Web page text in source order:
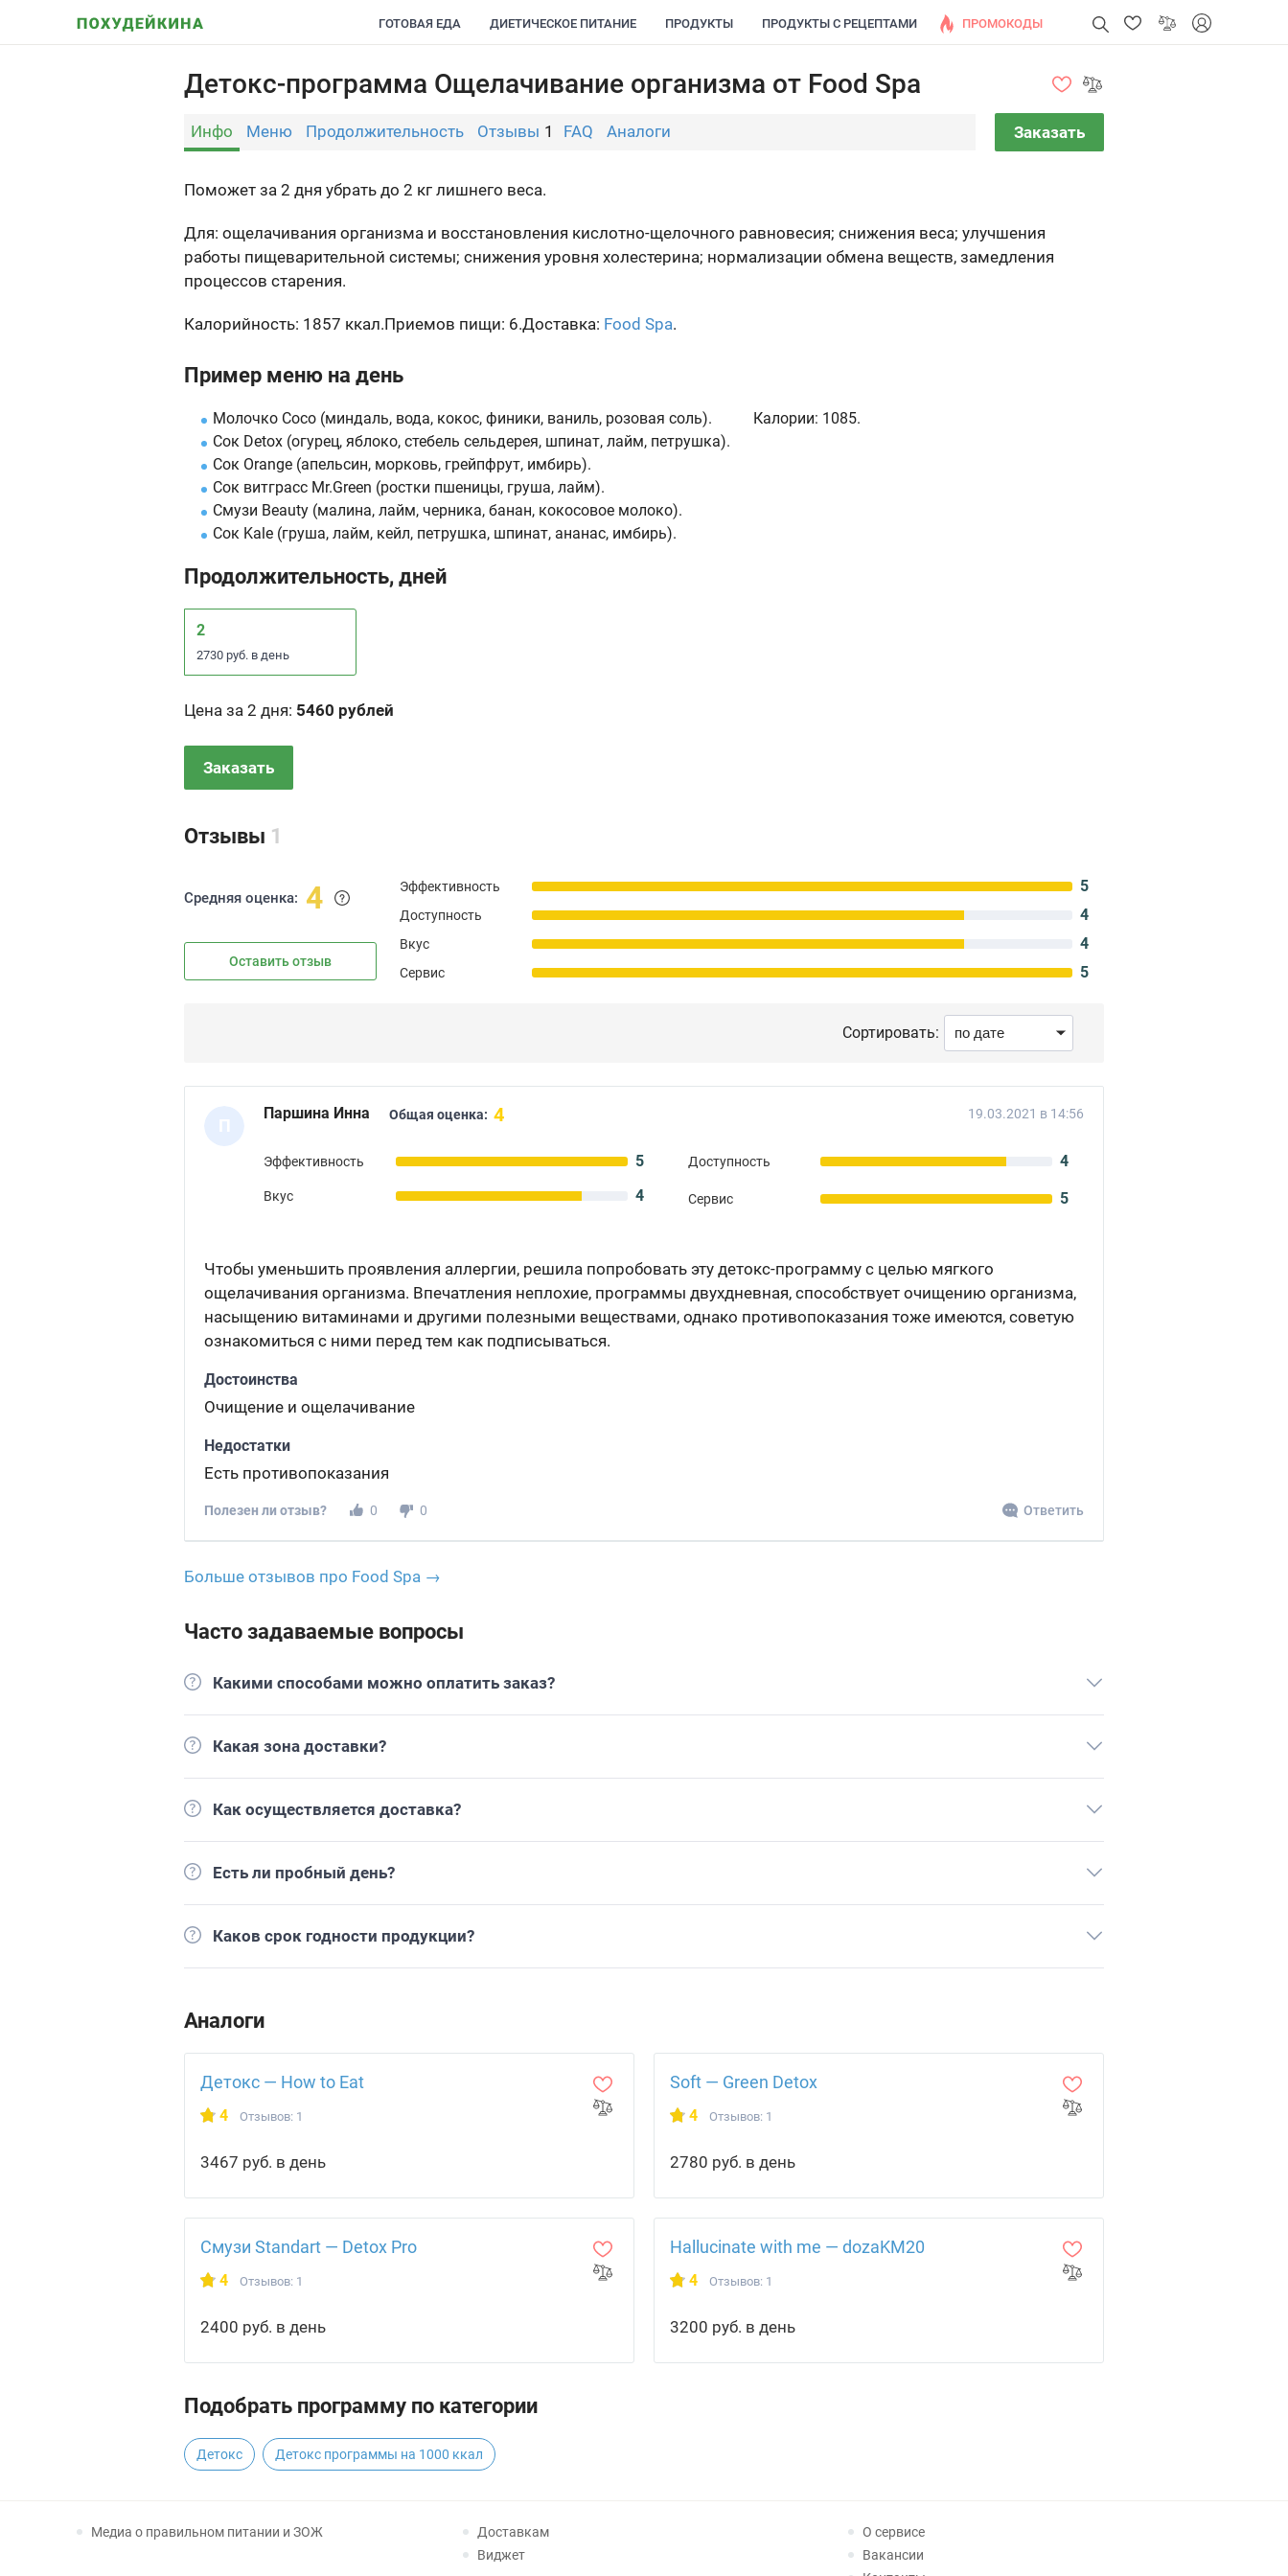
ГОТОВАЯ ЕДА ДИЕТИЧЕСКОЕ ПИТАНИЕ ПРОДУКТЫ ПРОДУКТЫ С РЕЦЕПТАМИ ПРОМОКОДЫ
Детокс-программа Ощелачивание организма от Food Spa
Инфо Меню Продолжительность Отзывы 1 FAQ Аналоги Заказать
Поможет за 2 дня убрать до 2 кг лишнего веса.
Для: ощелачивания организма и восстановления кислотно-щелочного равновесия; снижения веса; улучшения
работы пищеварительной системы; снижения уровня холестерина; нормализации обмена веществ, замедления
процессов старения.
Калорийность: 1857 ккал.Приемов пищи: 6.Доставка: Food Spa.
Пример меню на день
Молочко Coco (миндаль, вода, кокос, финики, ваниль, розовая соль).
Сок Detox (огурец, яблоко, стебель сельдерея, шпинат, лайм, петрушка).
Сок Orange (апельсин, морковь, грейпфрут, имбирь).
Сок витграсс Mr.Green (ростки пшеницы, груша, лайм).
Смузи Beauty (малина, лайм, черника, банан, кокосовое молоко).
Сок Kale (груша, лайм, кейл, петрушка, шпинат, ананас, имбирь).
Калории: 1085.
Продолжительность, дней
2
2730 руб. в день
Цена за 2 дня: 5460 рублей
Заказать
Отзывы 1
Средняя оценка: 4
Оставить отзыв
Эффективность 5
Доступность 4
Вкус 4
Сервис 5
Сортировать:
П
Паршина Инна Общая оценка: 4 19.03.2021 в 14:56
Эффективность 5 Доступность 4
Вкус 4 Сервис 5
Чтобы уменьшить проявления аллергии, решила попробовать эту детокс-программу с целью мягкого
ощелачивания организма. Впечатления неплохие, программы двухдневная, способствует очищению организма,
насыщению витаминами и другими полезными веществами, однако противопоказания тоже имеются, советую
ознакомиться с ними перед тем как подписываться.
Достоинства
Очищение и ощелачивание
Недостатки
Есть противопоказания
Полезен ли отзыв? 0 0 Ответить
Больше отзывов про Food Spa →
Часто задаваемые вопросы
Какими способами можно оплатить заказ?
Какая зона доставки?
Как осуществляется доставка?
Есть ли пробный день?
Каков срок годности продукции?
Аналоги
Детокс — How to Eat
4 Отзывов: 1
3467 руб. в день
Soft — Green Detox
4 Отзывов: 1
2780 руб. в день
Смузи Standart — Detox Pro
4 Отзывов: 1
2400 руб. в день
Hallucinate with me — dozaKM20
4 Отзывов: 1
3200 руб. в день
Подобрать программу по категории
Детокс Детокс программы на 1000 ккал
Медиа о правильном питании и ЗОЖ
Доставкам
Виджет
О сервисе
Вакансии